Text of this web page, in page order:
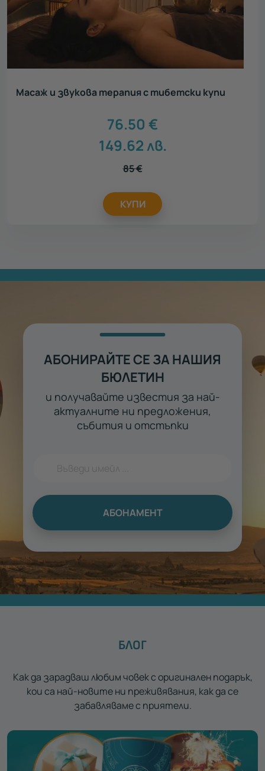
Масаж и звукова терапия с тибетски купи
76.50 €
149.62лв.
85€
КУПИ
АБОНИРАЙТЕ СЕ ЗА НАШИЯ
БЮЛЕТИН
и получавайте известия за най-
актуалните ни предложения,
събития и отстъпки
АБОНАМЕНТ
БЛОГ
Как да зарадваш любим човек с оригинален подарък,
кои са най-новите ни преживявания, как да се
забавляваме с приятели.